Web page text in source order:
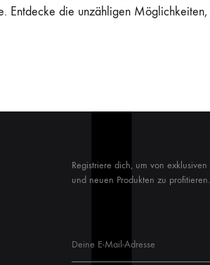
Entdecke die unzähligen
Registriere dich, um von
und neuen Produkten zu profitieren.